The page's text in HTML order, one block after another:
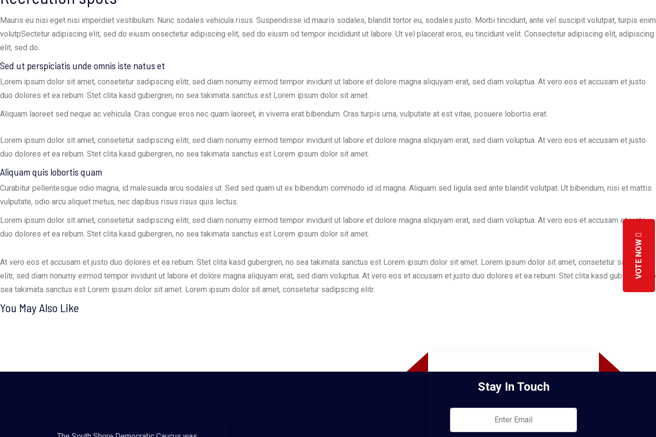
VOTE NOW
Mauris eu nisi eget nisi imperdiet vestibulum. Nunc sodales vehicula risus. Suspendisse id mauris sodales, blandit tortor eu, sodales justo. Morbi tincidunt, ante vel suscipit volutpat, turpis enim
volutpSectetur adipiscing elit, sed do eiusm onsectetur adipiscing elit, sed do eiusm od tempor incididunt ut labore. Ut vel placerat eros, eu tincidunt velit. Consectetur adipiscing elit, adipiscing
elit, sed do.
Sed ut perspiciatis unde omnis iste natus et
Lorem ipsum dolor sit amet, consetetur sadipscing elitr, sed diam nonumy eirmod tempor invidunt ut labore et dolore magna aliquyam erat, sed diam voluptua. At vero eos et accusam et justo
duo dolores et ea rebum. Stet clita kasd gubergren, no sea takimata sanctus est Lorem ipsum dolor sit amet.
Aliquam laoreet sed neque ac vehicula. Cras congue eros nec quam laoreet, in viverra erat bibendum. Cras turpis urna, vulputate at est vitae, posuere lobortis erat.
Lorem ipsum dolor sit amet, consetetur sadipscing elitr, sed diam nonumy eirmod tempor invidunt ut labore et dolore magna aliquyam erat, sed diam voluptua. At vero eos et accusam et justo
duo dolores et ea rebum. Stet clita kasd gubergren, no sea takimata sanctus est Lorem ipsum dolor sit amet.
Aliquam quis lobortis quam
Curabitur pellentesque odio magna, id malesuada arcu sodales ut. Sed sed quam ut ex bibendum commodo id id magna. Aliquam sed ligula sed ante blandit volutpat. Ut bibendum, nisi et mattis
vulputate, odio arcu aliquet metus, nec dapibus risus risus quis lectus.
Lorem ipsum dolor sit amet, consetetur sadipscing elitr, sed diam nonumy eirmod tempor invidunt ut labore et dolore magna aliquyam erat, sed diam voluptua. At vero eos et accusam et justo
duo dolores et ea rebum. Stet clita kasd gubergren, no sea takimata sanctus est Lorem ipsum dolor sit amet.
At vero eos et accusam et justo duo dolores et ea rebum. Stet clita kasd gubergren, no sea takimata sanctus est Lorem ipsum dolor sit amet. Lorem ipsum dolor sit amet, consetetur sadipscing
elitr, sed diam nonumy eirmod tempor invidunt ut labore et dolore magna aliquyam erat, sed diam voluptua. At vero eos et accusam et justo duo dolores et ea rebum. Stet clita kasd gubergren, no
sea takimata sanctus est Lorem ipsum dolor sit amet. Lorem ipsum dolor sit amet, consetetur sadipscing elitr.
You May Also Like
Stay In Touch